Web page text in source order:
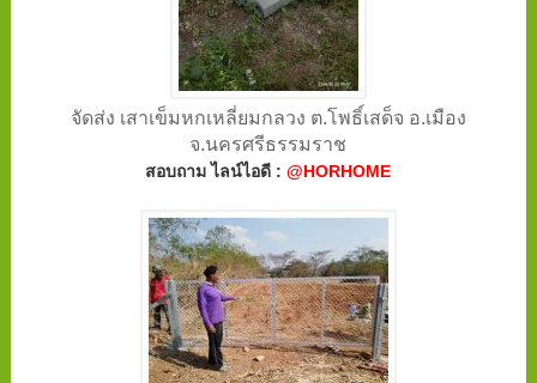
จัดส่ง เสาเข็มหกเหลี่ยมกลวง ต.โพธิ์เสด็จ อ.เมือง
จ.นครศรีธรรมราช
สอบถาม ไลน์ไอดี :@HORHOME